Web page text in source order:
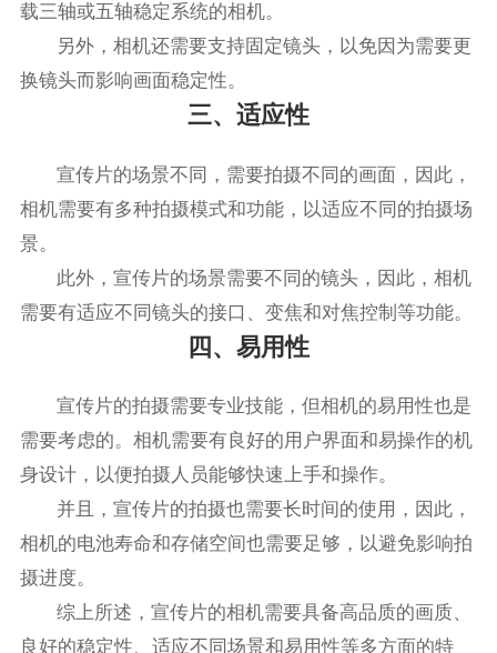
载三轴或五轴稳定系统的相机。
另外，相机还需要支持固定镜头，以免因为需要更
换镜头而影响画面稳定性。
三、适应性
宣传片的场景不同，需要拍摄不同的画面，因此，
相机需要有多种拍摄模式和功能，以适应不同的拍摄场
景。
此外，宣传片的场景需要不同的镜头，因此，相机
需要有适应不同镜头的接口、变焦和对焦控制等功能。
四、易用性
宣传片的拍摄需要专业技能，但相机的易用性也是
需要考虑的。相机需要有良好的用户界面和易操作的机
身设计，以便拍摄人员能够快速上手和操作。
并且，宣传片的拍摄也需要长时间的使用，因此，
相机的电池寿命和存储空间也需要足够，以避免影响拍
摄进度。
综上所述，宣传片的相机需要具备高品质的画质、
良好的稳定性、适应不同场景和易用性等多方面的特